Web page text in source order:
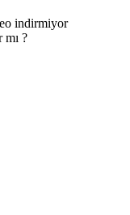
indirmiyor
mı ?